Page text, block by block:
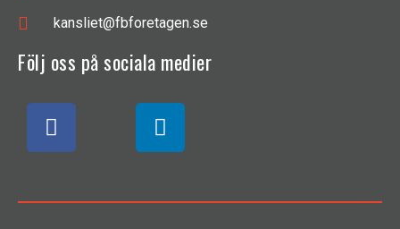
kansliet@fbforetagen.se
Följ oss på sociala medier